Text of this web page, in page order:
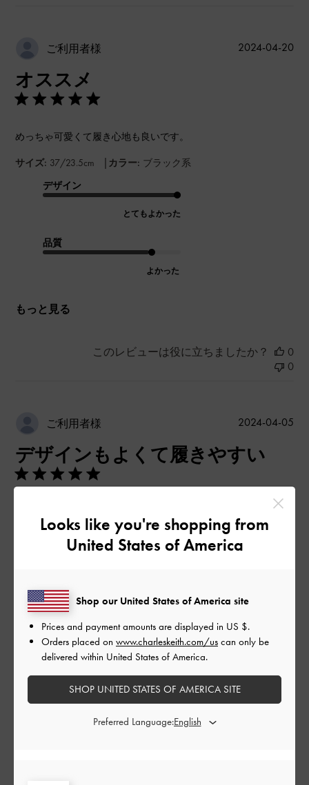
ご利用者様
オススメ
めっちゃ可愛くて履き心地も良いです。
サイズ: 37/23.5cm | カラー: ブラック系
デザイン
とてもよかった
品質
よかった
もっと見る
公
2024-04-20
このレビューは役に立ちましたか？
0
0
ご利用者様
デザインもよくて履きやすい
37/23.5cm カラー:
ブラック系
とてもよかった
もっと見る
公
2024-04-05
このレビューは役に立ちましたか？
Looks like you're shopping from
United States of America
Shop our United States of America site
Prices and payment amounts are displayed in US $.
Orders placed on www.charleskeith.com/us can only be
delivered within United States of America.
SHOP UNITED STATES OF AMERICA SITE
Preferred Language: